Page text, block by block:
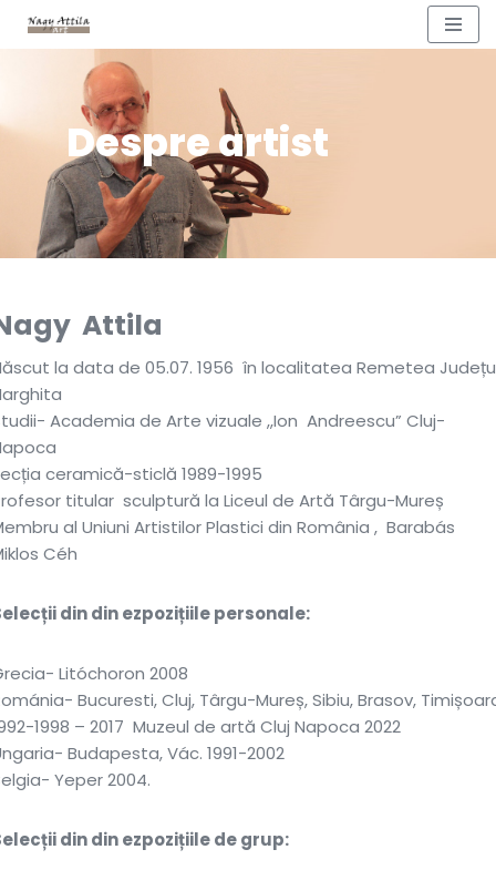
conținut
Despre artist
Attila
la data de 05.07. 1956 în localitatea Remetea
Academia de Arte vizuale ,,Ion Andreescu” Cluj-
ceramică-sticlă 1989-1995
titular sculptură la Liceul de Artă Târgu-Mureș
al Uniuni Artistilor Plastici din România , Barabás
Céh
din din ezpozițiile personale:
Litóchoron 2008
Bucuresti, Cluj, Târgu-Mureș, Sibiu, Brasov,
1998 – 2017 Muzeul de artă Cluj Napoca 2022
Budapesta, Vác. 1991-2002
Yeper 2004.
din din ezpozițiile de grup: